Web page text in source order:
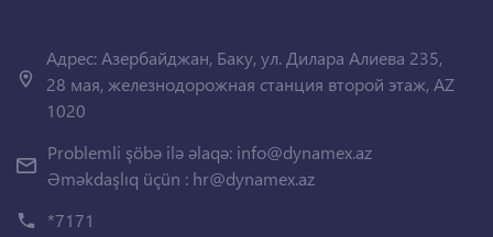
Адрес: Азербайджан, Баку, ул. Дилара Алиева 235,
28 мая, железнодорожная станция второй этаж, AZ
1020
Problemli şöbə ilə əlaqə: info@dynamex.az
Əməkdaşlıq üçün : hr@dynamex.az
*7171